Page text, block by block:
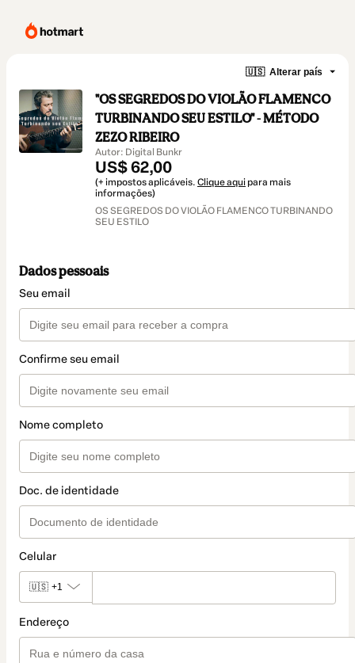
🇺🇸 Alterar país
"OS SEGREDOS DO VIOLÃO FLAMENCO
TURBINANDO SEU ESTILO" - MÉTODO
ZEZO RIBEIRO
Autor: Digital Bunkr
US$ 62,00
(+ impostos aplicáveis. Clique aqui para mais
informações)
OS SEGREDOS DO VIOLÃO FLAMENCO TURBINANDO
SEU ESTILO
Dados pessoais
Seu email
Confirme seu email
Nome completo
Doc. de identidade
Celular
🇺🇸 +1
Endereço